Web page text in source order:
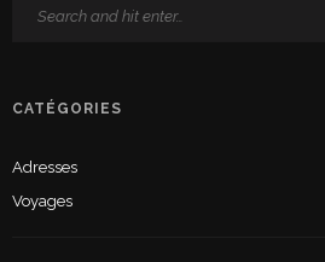
CATÉGORIES
Adresses
Voyages